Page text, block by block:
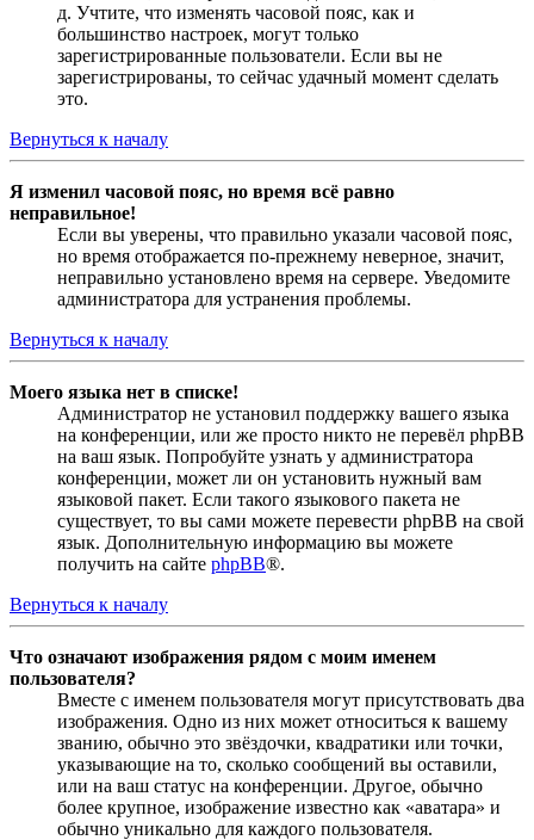
д. Учтите, что изменять часовой пояс, как и
большинство настроек, могут только
зарегистрированные пользователи. Если вы не
зарегистрированы, то сейчас удачный момент сделать
это.
Вернуться к началу
Я изменил часовой пояс, но время всё равно
неправильное!
Если вы уверены, что правильно указали часовой пояс,
но время отображается по-прежнему неверное, значит,
неправильно установлено время на сервере. Уведомите
администратора для устранения проблемы.
Вернуться к началу
Моего языка нет в списке!
Администратор не установил поддержку вашего языка
на конференции, или же просто никто не перевёл phpBB
на ваш язык. Попробуйте узнать у администратора
конференции, может ли он установить нужный вам
языковой пакет. Если такого языкового пакета не
существует, то вы сами можете перевести phpBB на свой
язык. Дополнительную информацию вы можете
получить на сайте phpBB®.
Вернуться к началу
Что означают изображения рядом с моим именем
пользователя?
Вместе с именем пользователя могут присутствовать два
изображения. Одно из них может относиться к вашему
званию, обычно это звёздочки, квадратики или точки,
указывающие на то, сколько сообщений вы оставили,
или на ваш статус на конференции. Другое, обычно
более крупное, изображение известно как «аватара» и
обычно уникально для каждого пользователя.